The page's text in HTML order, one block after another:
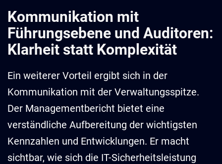
Kommunikation mit
Führungsebene und Auditoren:
Klarheit statt Komplexität
Ein weiterer Vorteil ergibt sich in der
Kommunikation mit der Verwaltungsspitze.
Der Managementbericht bietet eine
verständliche Aufbereitung der wichtigsten
Kennzahlen und Entwicklungen. Er macht
sichtbar, wie sich die IT-Sicherheitsleistung